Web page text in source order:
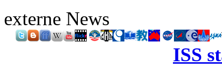
externe News
ISS